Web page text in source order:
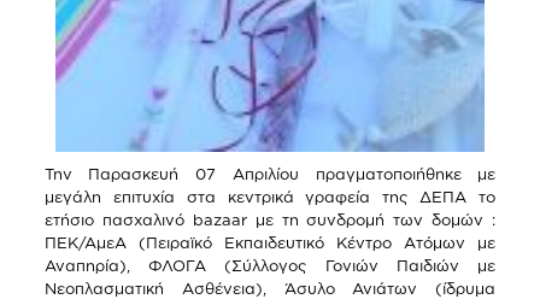
Την Παρασκευή 07 Απριλίου πραγματοποιήθηκε με
μεγάλη επιτυχία στα κεντρικά γραφεία της ΔΕΠΑ το
ετήσιο πασχαλινό bazaar με τη συνδρομή των δομών :
ΠΕΚ/ΑμεΑ (Πειραϊκό Εκπαιδευτικό Κέντρο Ατόμων με
Αναπηρία), ΦΛΟΓΑ (Σύλλογος Γονιών Παιδιών με
Νεοπλασματική Ασθένεια), Άσυλο Ανιάτων (ίδρυμα